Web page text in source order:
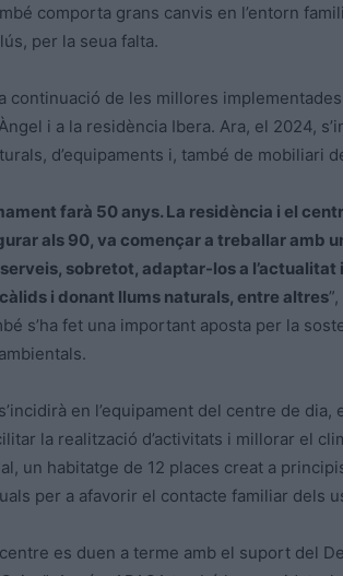
comporta grans canvis en l’entorn
per la seua falta.
continuació de les millores
i a la residència Ibera. Ara, el 2024,
d’equipaments i, també de mobiliari
farà 50 anys. La residència i el
als 90, va començar a treballar amb
sobretot, adaptar-los a
i donant llums naturals, entre altres
s’ha fet una important aposta per la
en l’equipament del centre de
la realització d’activitats i millorar el
un habitatge de 12 places creat a
per a afavorir el contacte familiar dels
es duen a terme amb el suport del